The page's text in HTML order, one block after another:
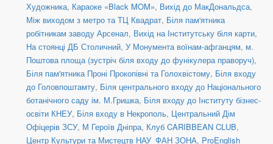
Художника, Караоке «Black MOM», Вихід до МакДональдса,
Між виходом з метро та ТЦ Квадрат, Біля пам'ятника
робітникам заводу Арсенал, Вихід на Інститутську біля карти,
На стоянці ДБ Столичний, У Монумента воїнам-афганцям, м.
Поштова площа (зустріч біля входу до фунікулера праворуч),
Біля пам'ятника Проні Прокопівні та Голохвістому, Біля входу
до Головпоштамту, Біля центрального входу до Національного
ботанічного саду ім. М.Гришка, Біля входу до Інституту бізнес-
освіти КНЕУ, Біля входу в Некрополь, Центральний Дім
Офіцерів ЗСУ, М Героїв Дніпра, Клуб CARIBBEAN CLUB,
Центр Культури та Мистецтв НАУ_ФАН ЗОНА, ProEnglish